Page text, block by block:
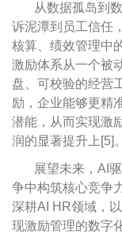
从数据孤岛到
诉泥潭到员工信任
核算、绩效管理中
激励体系从一个被
盘、可校验的经营
励，企业能够更精
潜能，从而实现激
润的显著提升上[5]。
展望未来，AI
争中构筑核心竞争
深耕AI HR领域，
现激励管理的数字